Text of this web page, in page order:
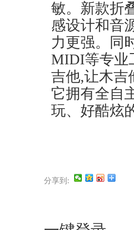
敏。新款折
感设计和音
力更强。同
MIDI等专业
吉他,让木吉
它拥有全自
玩、好酷炫
分享到: